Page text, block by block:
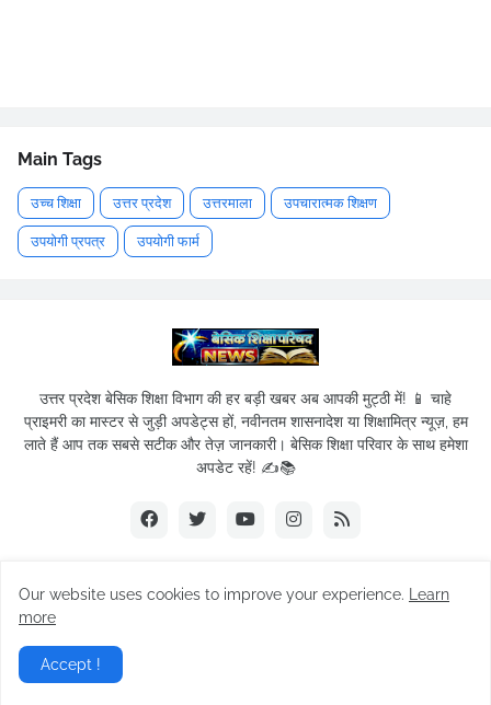
Main Tags
उच्च शिक्षा उत्तर प्रदेश उत्तरमाला उपचारात्मक शिक्षण
उपयोगी प्रपत्र उपयोगी फार्म
उत्तर प्रदेश बेसिक शिक्षा विभाग की हर बड़ी खबर अब आपकी मुट्ठी में! 📱 चाहे
प्राइमरी का मास्टर से जुड़ी अपडेट्स हों, नवीनतम शासनादेश या शिक्षामित्र न्यूज़, हम
लाते हैं आप तक सबसे सटीक और तेज़ जानकारी। बेसिक शिक्षा परिवार के साथ हमेशा
अपडेट रहें! ✍️📚
Our website uses cookies to improve your experience.
Learn
more
Accept !